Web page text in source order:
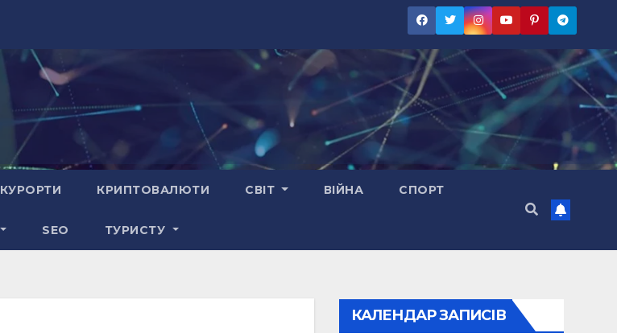
КУРОРТИ КРИПТОВАЛЮТИ СВІТ ВІЙНА СПОРТ
SEO ТУРИСТУ
КАЛЕНДАР ЗАПИСІВ